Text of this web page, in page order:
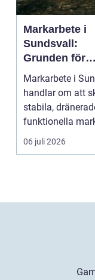
Markarbete i
Sundsvall:
Grunden för
hållbara hus,
vägar och
Markarbete i
handlar om att
stabila,
funktionella
som kl...
06 juli 2026